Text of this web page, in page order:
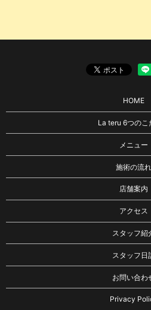
HOME
La teru 6つのこ
メニュー
施術の流れ
店舗案内
アクセス
スタッフ紹
スタッフ日
お問い合わ
Privacy